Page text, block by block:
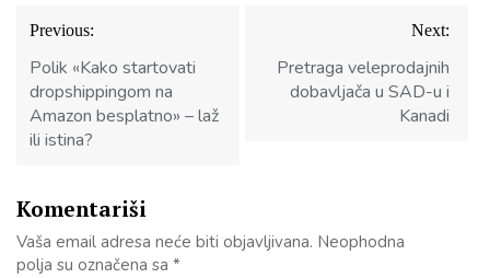
Navigacija
članaka
Previous:
Рolik «Kako startovati
dropshippingom na
Amazon besplatno» – laž
ili istina?
Next:
Pretraga veleprodajnih
dobavljača u SAD-u i
Kanadi
Komentariši
Vaša email adresa neće biti objavljivana. Neophodna
polja su označena sa *